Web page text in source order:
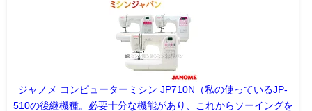
ジャノメ コンピューターミシン JP710N（私の使っているJP-
510の後継機種。必要十分な機能があり、これからソーイングを